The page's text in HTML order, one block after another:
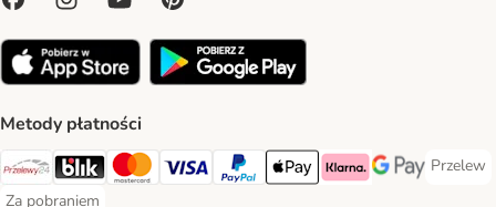
Metody płatności
Przelewy24 Payment Method
Blik Payment Method
MasterCard Payment Method
Visa Payment Method
PayPal Payment Method
Apple Pay Payment Method
Klarna Payment Method
Google Pay
Przelew
Przelew
Za pobraniem